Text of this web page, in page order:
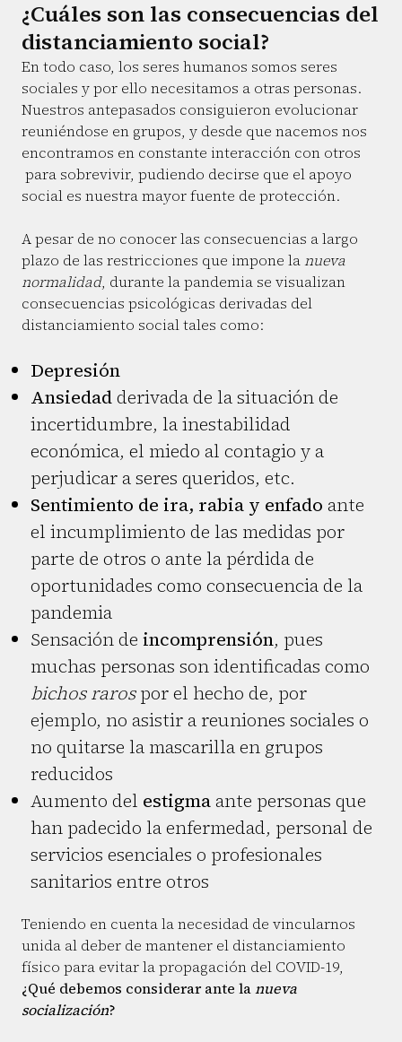
¿Cuáles son las consecuencias del
distanciamiento social?
En todo caso, los seres humanos somos seres
sociales y por ello necesitamos a otras personas.
Nuestros antepasados consiguieron evolucionar
reuniéndose en grupos, y desde que nacemos nos
encontramos en constante interacción con otros
para sobrevivir, pudiendo decirse que el apoyo
social es nuestra mayor fuente de protección.
A pesar de no conocer las consecuencias a largo
plazo de las restricciones que impone lanueva
normalidad, durante la pandemia se visualizan
consecuencias psicológicas derivadas del
distanciamiento social tales como:
Depresión
Ansiedadderivada de la situación de
incertidumbre, la inestabilidad
económica, el miedo al contagio y a
perjudicar a seres queridos, etc.
Sentimiento de ira, rabia y enfado ante
el incumplimiento de las medidas por
parte de otros o ante la pérdida de
oportunidades como consecuencia de la
pandemia
Sensación de incomprensión, pues
muchas personas son identificadas como
bichos rarospor el hecho de, por
ejemplo, no asistir a reuniones sociales o
no quitarse la mascarilla en grupos
reducidos
Aumento del estigmaante personas que
han padecido la enfermedad, personal de
servicios esenciales o profesionales
sanitarios entre otros
Teniendo en cuenta la necesidad de vincularnos
unida al deber de mantener el distanciamiento
físico para evitar la propagación del COVID-19,
¿Qué debemos considerar ante lanueva
socialización?